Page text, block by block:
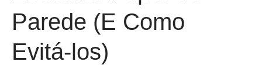
Parede (E Como
Evitá-los)